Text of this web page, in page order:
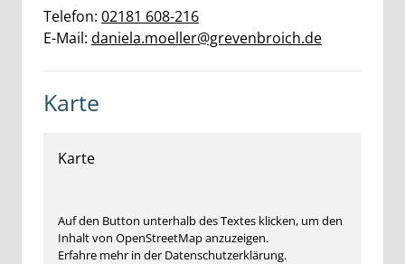
Telefon: 02181 608-216
E-Mail: daniela.moeller@grevenbroich.de
Karte
Karte
Auf den Button unterhalb des Textes klicken, um den
Inhalt von OpenStreetMap anzuzeigen.
Erfahre mehr in der Datenschutzerklärung.